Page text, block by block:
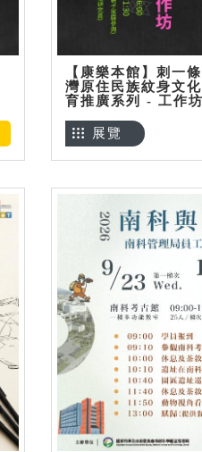
【康樂本館】刺一
灣原住民族紋身文
育推廣系列 - 工作坊
展覽